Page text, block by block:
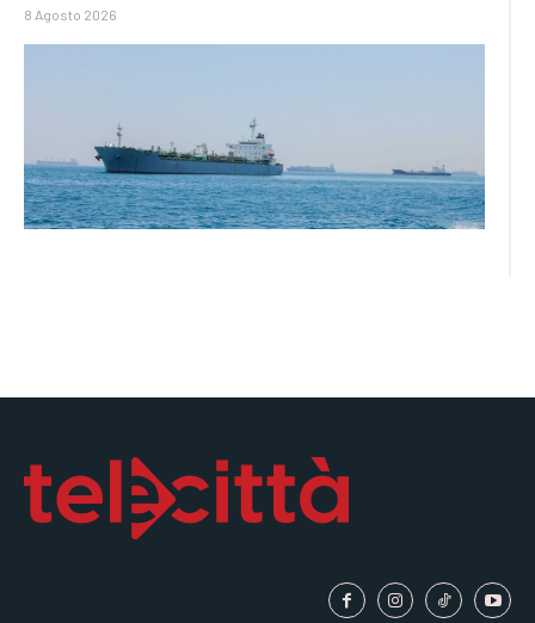
8 Agosto 2026